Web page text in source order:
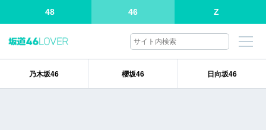
48 46 Z
乃木坂46 櫻坂46 日向坂46